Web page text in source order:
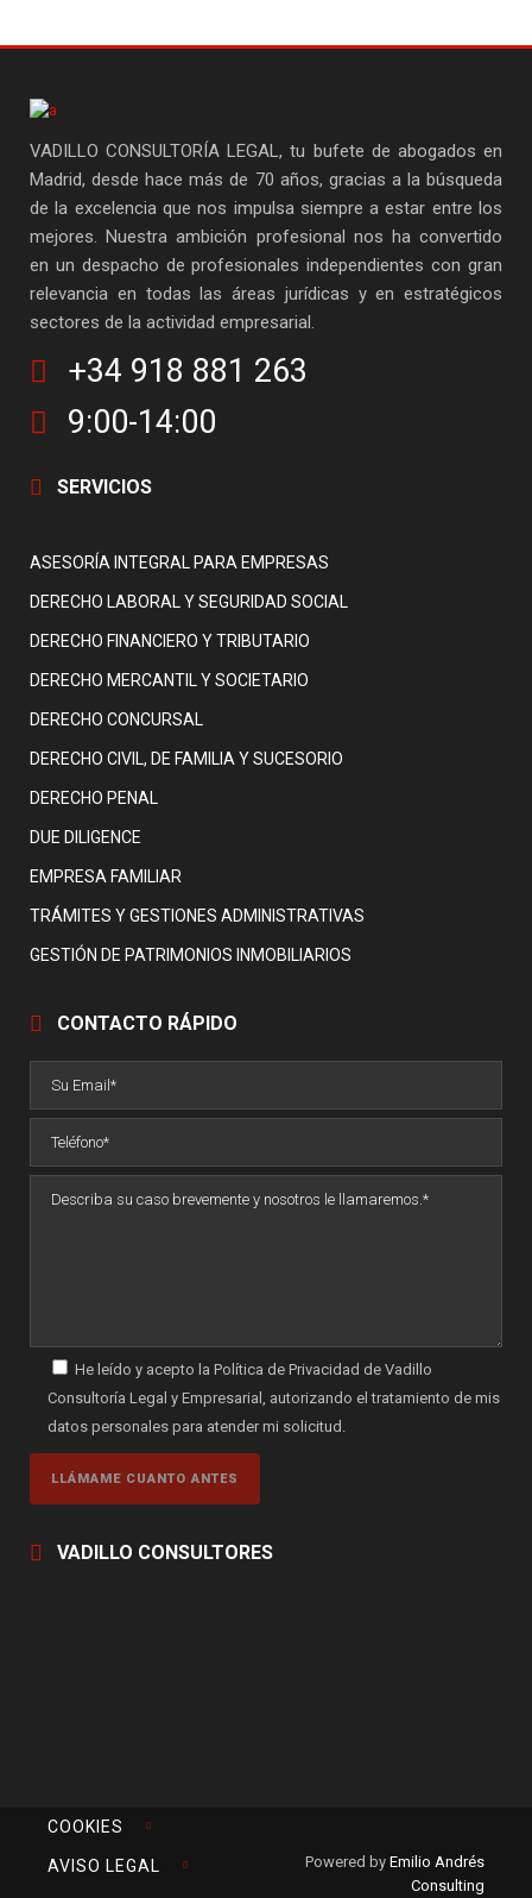
VADILLO CONSULTORÍA LEGAL, tu bufete de abogados en
Madrid, desde hace más de 70 años, gracias a la búsqueda
de la excelencia que nos impulsa siempre a estar entre los
mejores. Nuestra ambición profesional nos ha convertido
en un despacho de profesionales independientes con gran
relevancia en todas las áreas jurídicas y en estratégicos
sectores de la actividad empresarial.
+34 918 881 263
9:00-14:00
SERVICIOS
ASESORÍA INTEGRAL PARA EMPRESAS
DERECHO LABORAL Y SEGURIDAD SOCIAL
DERECHO FINANCIERO Y TRIBUTARIO
DERECHO MERCANTIL Y SOCIETARIO
DERECHO CONCURSAL
DERECHO CIVIL, DE FAMILIA Y SUCESORIO
DERECHO PENAL
DUE DILIGENCE
EMPRESA FAMILIAR
TRÁMITES Y GESTIONES ADMINISTRATIVAS
GESTIÓN DE PATRIMONIOS INMOBILIARIOS
CONTACTO RÁPIDO
He leído y acepto la Política de Privacidad de Vadillo
Consultoría Legal y Empresarial, autorizando el tratamiento de mis
datos personales para atender mi solicitud.
VADILLO CONSULTORES
COOKIES
AVISO LEGAL Powered by Emilio Andrés
Consulting